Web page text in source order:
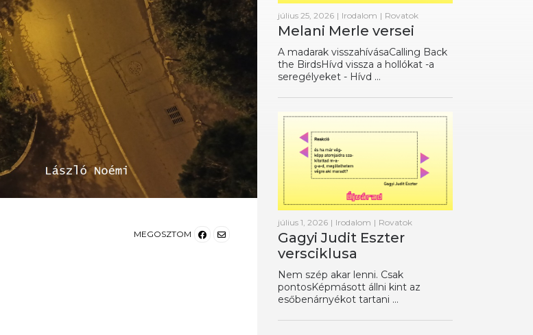
MEGOSZTOM
július 25, 2026 | Irodalom | Rovatok
Melani Merle versei
A madarak visszahívásaCalling Back
the BirdsHívd vissza a hollókat -a
seregélyeket - Hívd ...
július 1, 2026 | Irodalom | Rovatok
Gagyi Judit Eszter
versciklusa
Nem szép akar lenni. Csak
pontosKépmásott állni kint az
esőbenárnyékot tartani ...